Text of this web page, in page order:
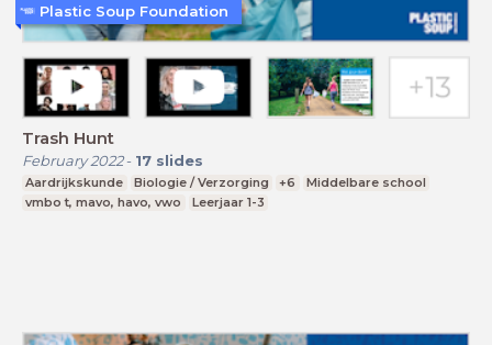
Trash Hunt
February 2022- 17 slides
Aardrijkskunde Biologie / Verzorging +6
Middelbare school
vmbo t, mavo, havo, vwo
Leerjaar 1-3
Plastic Soup Foundation